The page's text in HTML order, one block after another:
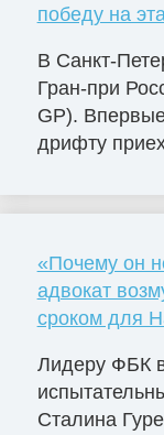
победу на
В Санкт-
Гран-при
GP).
дрифту
«Почему он
адвокат
сроком для
Лидеру ФБК
Сталина